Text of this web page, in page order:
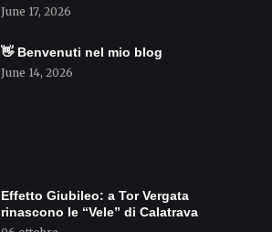
June 17, 2026
👋 Benvenuti nel mio blog
June 14, 2026
Effetto Giubileo: a Tor Vergata
rinascono le “Vele” di Calatrava